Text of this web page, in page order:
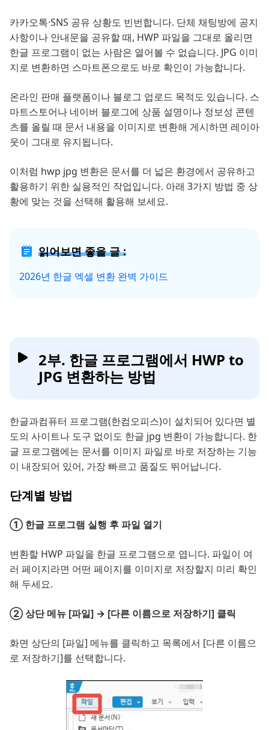
카카오톡·SNS 공유 상황도 빈번합니다. 단체 채팅방에 공지
사항이나 안내문을 공유할 때, HWP 파일을 그대로 올리면
한글 프로그램이 없는 사람은 열어볼 수 없습니다. JPG 이미
지로 변환하면 스마트폰으로도 바로 확인이 가능합니다.
온라인 판매 플랫폼이나 블로그 업로드 목적도 있습니다. 스
마트스토어나 네이버 블로그에 상품 설명이나 정보성 콘텐
츠를 올릴 때 문서 내용을 이미지로 변환해 게시하면 레이아
웃이 그대로 유지됩니다.
이처럼 hwp jpg 변환은 문서를 더 넓은 환경에서 공유하고
활용하기 위한 실용적인 작업입니다. 아래 3가지 방법 중 상
황에 맞는 것을 선택해 활용해 보세요.
읽어보면 좋을 글 :
2026년 한글 엑셀 변환 완벽 가이드
2부. 한글 프로그램에서 HWP to
JPG 변환하는 방법
한글과컴퓨터 프로그램(한컴오피스)이 설치되어 있다면 별
도의 사이트나 도구 없이도 한글 jpg 변환이 가능합니다. 한
글 프로그램에는 문서를 이미지 파일로 바로 저장하는 기능
이 내장되어 있어, 가장 빠르고 품질도 뛰어납니다.
단계별 방법
① 한글 프로그램 실행 후 파일 열기
변환할 HWP 파일을 한글 프로그램으로 엽니다. 파일이 여
러 페이지라면 어떤 페이지를 이미지로 저장할지 미리 확인
해 두세요.
② 상단 메뉴 [파일] → [다른 이름으로 저장하기] 클릭
화면 상단의 [파일] 메뉴를 클릭하고 목록에서 [다른 이름으
로 저장하기]를 선택합니다.